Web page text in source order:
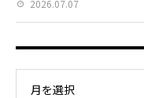
2026.07.07
月を選択